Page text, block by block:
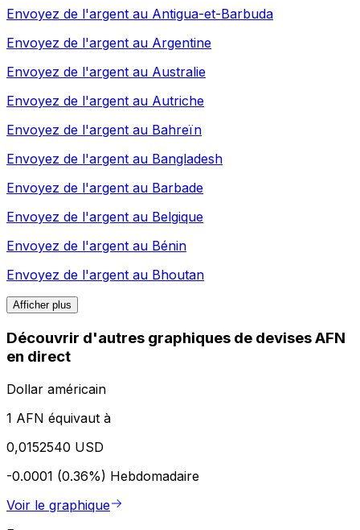
Envoyez de l'argent au Antigua-et-Barbuda
Envoyez de l'argent au Argentine
Envoyez de l'argent au Australie
Envoyez de l'argent au Autriche
Envoyez de l'argent au Bahreïn
Envoyez de l'argent au Bangladesh
Envoyez de l'argent au Barbade
Envoyez de l'argent au Belgique
Envoyez de l'argent au Bénin
Envoyez de l'argent au Bhoutan
Afficher plus
Découvrir d'autres graphiques de devises AFN
en direct
Dollar américain
1 AFN équivaut à
0,0152540 USD
-0.0001 (0.36%) Hebdomadaire
Voir le graphique